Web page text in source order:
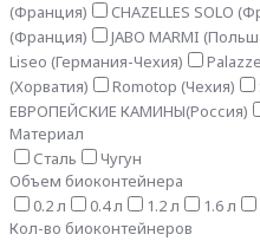
(Франция)
CHAZELLES SOLO
(Франция)
JABO MARMI
Liseo (Германия-Чехия)
(Хорватия)
Romotop (Чехия)
ЕВРОПЕЙСКИЕ КАМИНЫ(Россия)
Материал
Сталь
Чугун
Объем биоконтейнера
0.2 л
0.4 л 1.2 л 1.6 л
Кол-во биоконтейнеров